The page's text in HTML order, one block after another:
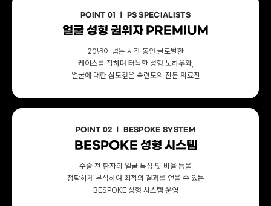
POINT 01 ㅣ PS SPECIALISTS
얼굴 성형 권위자 PREMIUM
20년이 넘는 시간 동안 글로벌한
케이스를 접하며 터득한 성형 노하우와,
얼굴에 대한 심도깊은 숙련도의 전문 의료진
POINT 02 ㅣ BESPOKE SYSTEM
BESPOKE 성형 시스템
수술 전 환자의 얼굴 특성 및 비율 등을
정확하게 분석하여 최적의 결과를 얻을 수 있는
BESPOKE 성형 시스템 운영